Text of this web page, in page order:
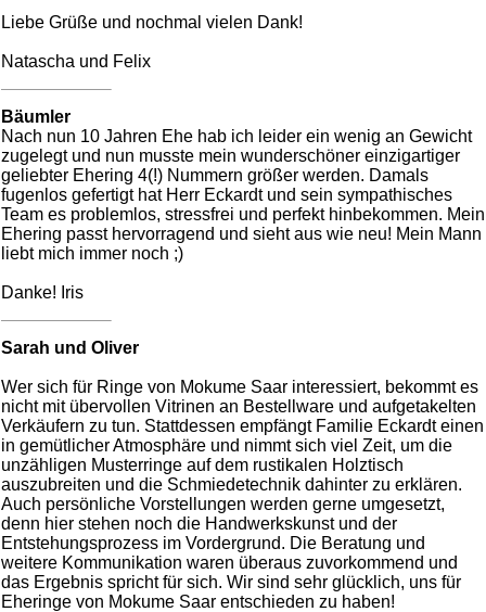
Liebe Grüße und nochmal vielen Dank!
Natascha und Felix
Bäumler
Nach nun 10 Jahren Ehe hab ich leider ein wenig an Gewicht
zugelegt und nun musste mein wunderschöner einzigartiger
geliebter Ehering 4(!) Nummern größer werden. Damals
fugenlos gefertigt hat Herr Eckardt und sein sympathisches
Team es problemlos, stressfrei und perfekt hinbekommen. Mein
Ehering passt hervorragend und sieht aus wie neu! Mein Mann
liebt mich immer noch ;)
Danke! Iris
Sarah und Oliver
Wer sich für Ringe von Mokume Saar interessiert, bekommt es
nicht mit übervollen Vitrinen an Bestellware und aufgetakelten
Verkäufern zu tun. Stattdessen empfängt Familie Eckardt einen
in gemütlicher Atmosphäre und nimmt sich viel Zeit, um die
unzähligen Musterringe auf dem rustikalen Holztisch
auszubreiten und die Schmiedetechnik dahinter zu erklären.
Auch persönliche Vorstellungen werden gerne umgesetzt,
denn hier stehen noch die Handwerkskunst und der
Entstehungsprozess im Vordergrund. Die Beratung und
weitere Kommunikation waren überaus zuvorkommend und
das Ergebnis spricht für sich. Wir sind sehr glücklich, uns für
Eheringe von Mokume Saar entschieden zu haben!